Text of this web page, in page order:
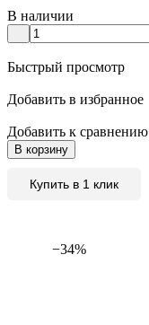
В наличии
Быстрый просмотр
Добавить в избранное
Добавить к сравнению
В корзину
Купить в 1 клик
−34%